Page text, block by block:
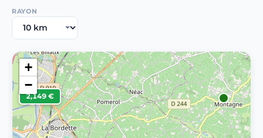
RAYON
2,149 €
+
−